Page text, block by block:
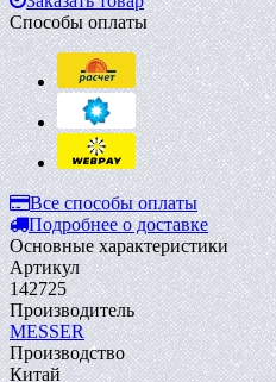
Способы оплаты
Все способы оплаты
Подробнее о доставке
Основные характеристики
Артикул
142725
Производитель
MESSER
Производство
Китай